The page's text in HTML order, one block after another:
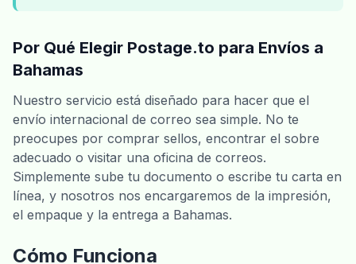
Por Qué Elegir Postage.to para Envíos a
Bahamas
Nuestro servicio está diseñado para hacer que el
envío internacional de correo sea simple. No te
preocupes por comprar sellos, encontrar el sobre
adecuado o visitar una oficina de correos.
Simplemente sube tu documento o escribe tu carta en
línea, y nosotros nos encargaremos de la impresión,
el empaque y la entrega a Bahamas.
Cómo Funciona